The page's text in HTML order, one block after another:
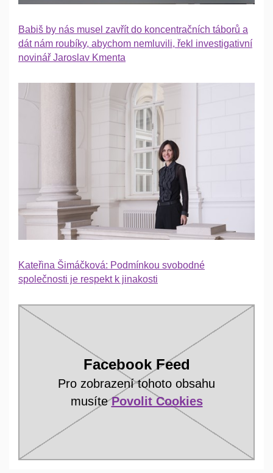
Babiš by nás musel zavřít do koncentračních táborů a
dát nám roubíky, abychom nemluvili, řekl investigativní
novinář Jaroslav Kmenta
Kateřina Šimáčková: Podmínkou svobodné
společnosti je respekt k jinakosti
Facebook Feed
Pro zobrazení tohoto obsahu
musítePovolit Cookies